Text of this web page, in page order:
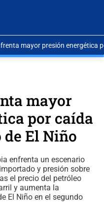
mayor presión energética
mayor
por caída
de El Niño
enfrenta un escenario
y presión sobre
el precio del petróleo
y aumenta la
El Niño en el segundo